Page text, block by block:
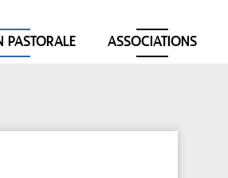
PASTORALE ASSOCIATIONS